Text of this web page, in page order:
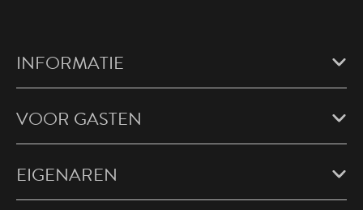
INFORMATIE
VOOR GASTEN
EIGENAREN